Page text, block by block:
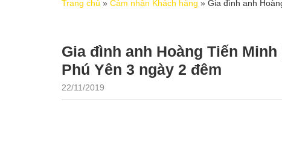
Trang chủ » Cảm nhận Khách hàng » Gia đình anh
Gia đình anh Hoàng Tiến
Phú Yên 3 ngày 2 đêm
22/11/2019